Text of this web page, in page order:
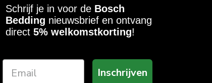
Schrijf je in voor de Bosch
Bedding nieuwsbrief en ontvang
direct 5% welkomstkorting!
Inschrijven